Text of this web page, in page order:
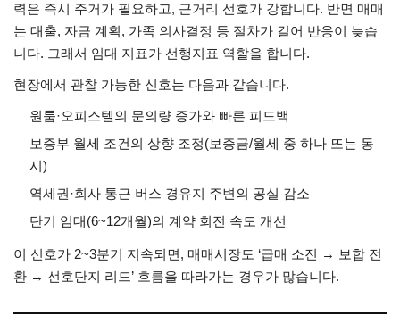
력은 즉시 주거가 필요하고, 근거리 선호가 강합니다. 반면 매매
는 대출, 자금 계획, 가족 의사결정 등 절차가 길어 반응이 늦습
니다. 그래서 임대 지표가 선행지표 역할을 합니다.
현장에서 관찰 가능한 신호는 다음과 같습니다.
원룸·오피스텔의 문의량 증가와 빠른 피드백
보증부 월세 조건의 상향 조정(보증금/월세 중 하나 또는 동
시)
역세권·회사 통근 버스 경유지 주변의 공실 감소
단기 임대(6~12개월)의 계약 회전 속도 개선
이 신호가 2~3분기 지속되면, 매매시장도 ‘급매 소진 → 보합 전
환 → 선호단지 리드’ 흐름을 따라가는 경우가 많습니다.